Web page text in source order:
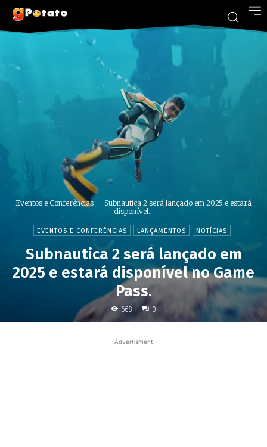
Eventos e Conferências
Subnautica 2 será lançado em 2025 e estará
disponível...
EVENTOS E CONFERÊNCIAS LANÇAMENTOS NOTÍCIAS
Subnautica 2 será lançado em
2025 e estará disponível no Game
Pass.
668 0
- Advertisment -